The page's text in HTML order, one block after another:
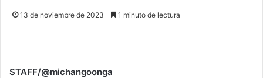
13 de noviembre de 2023 1 minuto de lectura
STAFF/@michangoonga